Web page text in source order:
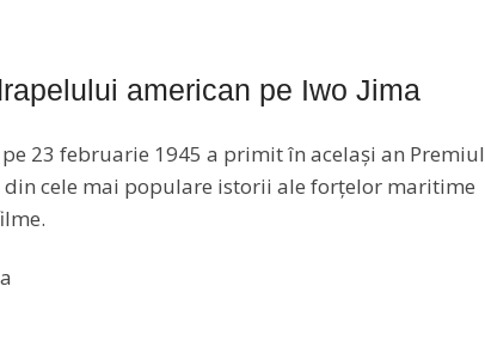
american pe Iwo Jima
23 februarie 1945 a primit în același an Premiul
cele mai populare istorii ale forțelor maritime